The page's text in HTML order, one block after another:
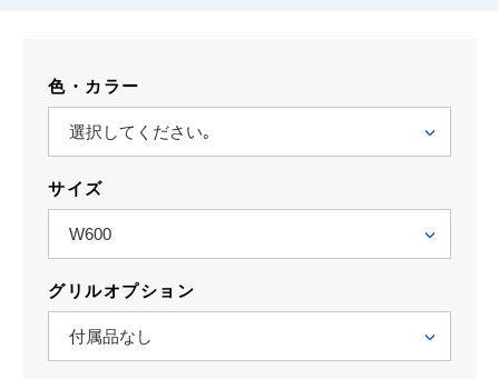
色・カラー
サイズ
グリルオプション